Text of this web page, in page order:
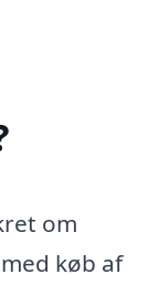
om
køb af